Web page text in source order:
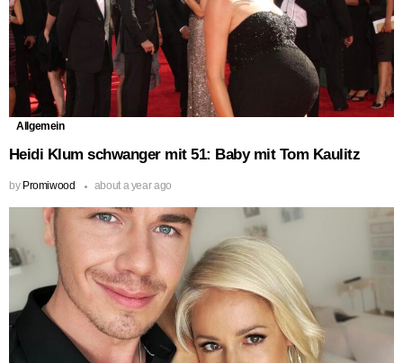
Allgemein
Heidi Klum schwanger mit 51: Baby mit Tom Kaulitz
by Promiwood about a year ago